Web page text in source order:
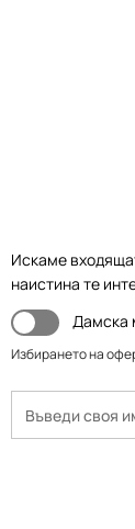
Искаме
наистина те
Дамска
Избирането на